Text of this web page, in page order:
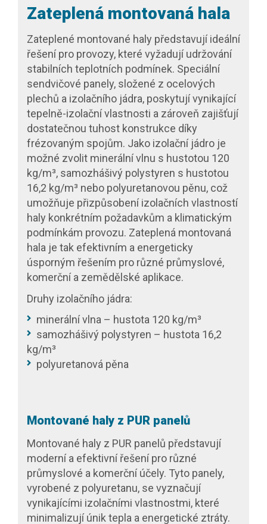
Zateplená montovaná hala
Zateplené montované haly představují ideální
řešení pro provozy, které vyžadují udržování
stabilních teplotních podmínek. Speciální
sendvičové panely, složené z ocelových
plechů a izolačního jádra, poskytují vynikající
tepelně-izolační vlastnosti a zároveň zajišťují
dostatečnou tuhost konstrukce díky
frézovaným spojům. Jako izolační jádro je
možné zvolit minerální vlnu s hustotou 120
kg/m³, samozhášivý polystyren s hustotou
16,2 kg/m³ nebo polyuretanovou pěnu, což
umožňuje přizpůsobení izolačních vlastností
haly konkrétním požadavkům a klimatickým
podmínkám provozu. Zateplená montovaná
hala je tak efektivním a energeticky
úsporným řešením pro různé průmyslové,
komerční a zemědělské aplikace.
Druhy izolačního jádra:
minerální vlna – hustota 120 kg/m³
samozhášivý polystyren – hustota 16,2
kg/m³
polyuretanová pěna
Montované haly z PUR panelů
Montované haly z PUR panelů představují
moderní a efektivní řešení pro různé
průmyslové a komerční účely. Tyto panely,
vyrobené z polyuretanu, se vyznačují
vynikajícími izolačními vlastnostmi, které
minimalizují únik tepla a energetické ztráty.